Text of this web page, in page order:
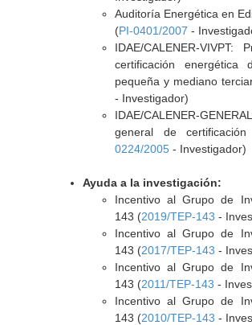
Auditoría Energética en
(PI-0401/2007 -
IDAE/CALENER-VIVPT:
certificación energética
pequeña y mediano
- Investigador)
IDAE/CALENER-
general de
0224/2005- Investigador)
Ayuda a la investigación:
Incentivo al Grupo de
143 (2019/TEP-143 -
Incentivo al Grupo de
143 (2017/TEP-143 -
Incentivo al Grupo de
143 (2011/TEP-143 -
Incentivo al Grupo de
143 (2010/TEP-143 -